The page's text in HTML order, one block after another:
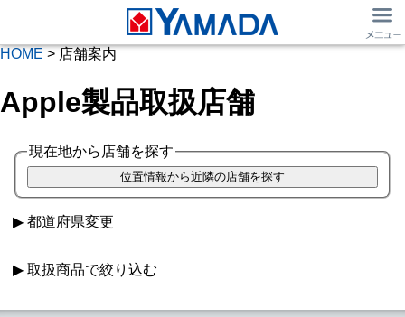
HOME > 店舗案内
Apple製品取扱店舗
現在地から店舗を探す
都道府県変更
取扱商品で絞り込む